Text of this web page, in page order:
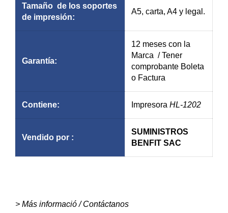
Tamaño de los soportes
de impresión:
A5, carta, A4 y legal.
Garantía:
12 meses con la
Marca / Tener
comprobante Boleta
o Factura
Contiene: Impresora HL-1202
Vendido por :
SUMINISTROS
BENFIT SAC
> Más informació / Contáctanos